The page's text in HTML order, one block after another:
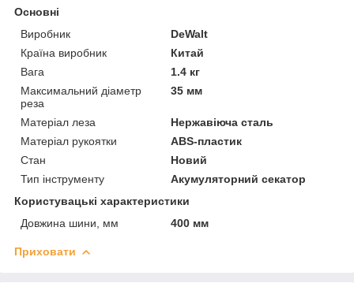
Основні
Виробник
DeWalt
Країна виробник
Китай
Вага
1.4 кг
Максимальний діаметр
реза
35 мм
Матеріал леза
Нержавіюча сталь
Матеріал рукоятки
ABS-пластик
Стан
Новий
Тип інструменту
Акумуляторний секатор
Користувацькі характеристики
Довжина шини, мм
400 мм
Приховати